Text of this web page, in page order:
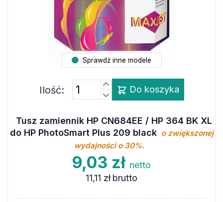
Sprawdź inne modele
Ilość: Do koszyka
Tusz zamiennik HP CN684EE / HP 364 BK XL
do HP PhotoSmart Plus 209 black o zwiększonej
wydajności o 30%.
9,03 zł netto
11,11 zł brutto